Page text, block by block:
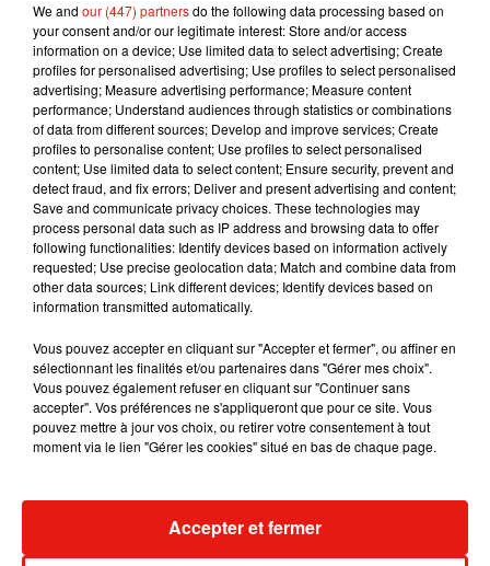
Musique
Julien Lieb s’essaye à la vie de chatelain
We and our (447) partnersdo the following data processing based on
your consent and/or our legitimate interest: Store and/or access
information on a device; Use limited data to select advertising; Create
profiles for personalised advertising; Use profiles to select personalised
advertising; Measure advertising performance; Measure content
performance; Understand audiences through statistics or combinations
of data from different sources; Develop and improve services; Create
profiles to personalise content; Use profiles to select personalised
content; Use limited data to select content; Ensure security, prevent and
detect fraud, and fix errors; Deliver and present advertising and content;
Save and communicate privacy choices. These technologies may
process personal data such as IP address and browsing data to offer
following functionalities: Identify devices based on information actively
requested; Use precise geolocation data; Match and combine data from
other data sources; Link different devices; Identify devices based on
information transmitted automatically.
Vous pouvez accepter en cliquant sur "Accepter et fermer", ou affiner en
sélectionnant les finalités et/ou partenaires dans "Gérer mes choix".
Vous pouvez également refuser en cliquant sur "Continuer sans
accepter". Vos préférences ne s'appliqueront que pour ce site. Vous
pouvez mettre à jour vos choix, ou retirer votre consentement à tout
moment via le lien "Gérer les cookies" situé en bas de chaque page.
Accepter et fermer